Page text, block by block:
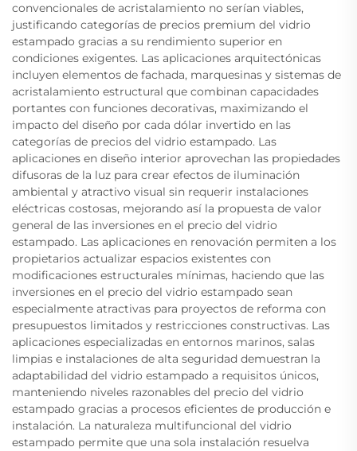
convencionales de acristalamiento no serían viables,
justificando categorías de precios premium del vidrio
estampado gracias a su rendimiento superior en
condiciones exigentes. Las aplicaciones arquitectónicas
incluyen elementos de fachada, marquesinas y sistemas de
acristalamiento estructural que combinan capacidades
portantes con funciones decorativas, maximizando el
impacto del diseño por cada dólar invertido en las
categorías de precios del vidrio estampado. Las
aplicaciones en diseño interior aprovechan las propiedades
difusoras de la luz para crear efectos de iluminación
ambiental y atractivo visual sin requerir instalaciones
eléctricas costosas, mejorando así la propuesta de valor
general de las inversiones en el precio del vidrio
estampado. Las aplicaciones en renovación permiten a los
propietarios actualizar espacios existentes con
modificaciones estructurales mínimas, haciendo que las
inversiones en el precio del vidrio estampado sean
especialmente atractivas para proyectos de reforma con
presupuestos limitados y restricciones constructivas. Las
aplicaciones especializadas en entornos marinos, salas
limpias e instalaciones de alta seguridad demuestran la
adaptabilidad del vidrio estampado a requisitos únicos,
manteniendo niveles razonables del precio del vidrio
estampado gracias a procesos eficientes de producción e
instalación. La naturaleza multifuncional del vidrio
estampado permite que una sola instalación resuelva